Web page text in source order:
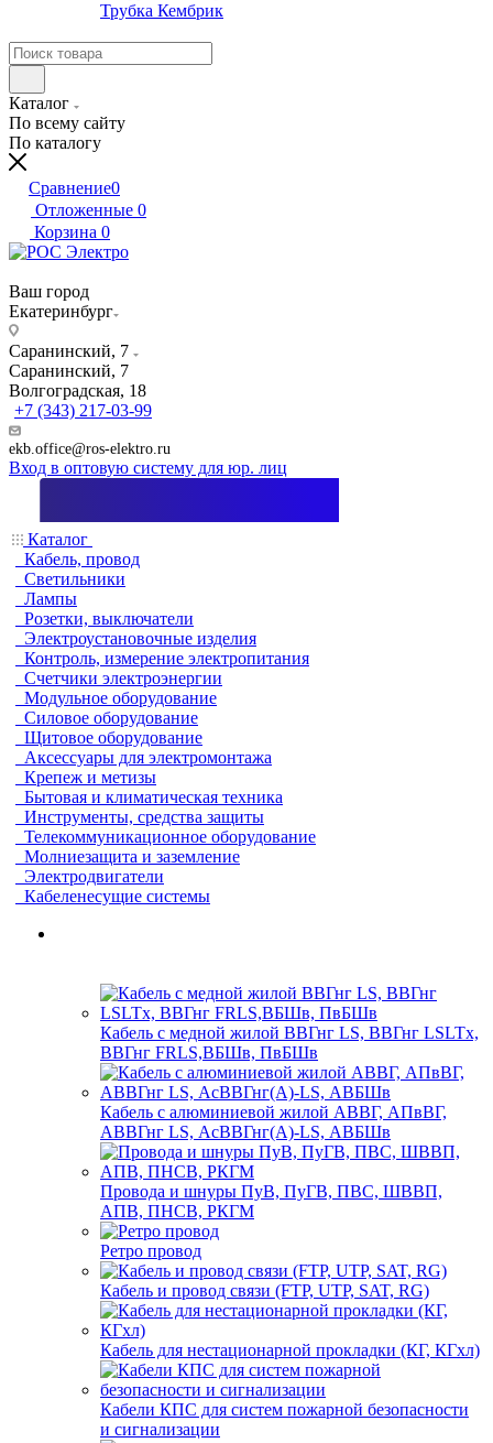
Трубка Кембрик
Каталог
По всему сайту
По каталогу
Сравнение0
Отложенные 0
Корзина 0
Ваш город
Екатеринбург
Саранинский, 7
Саранинский, 7
Волгоградская, 18
+7 (343) 217-03-99
ekb.office@ros-elektro.ru
Вход в оптовую систему для юр. лиц
Каталог
Кабель, провод
Светильники
Лампы
Розетки, выключатели
Электроустановочные изделия
Контроль, измерение электропитания
Счетчики электроэнергии
Модульное оборудование
Силовое оборудование
Щитовое оборудование
Аксессуары для электромонтажа
Крепеж и метизы
Бытовая и климатическая техника
Инструменты, средства защиты
Телекоммуникационное оборудование
Молниезащита и заземление
Электродвигатели
Кабеленесущие системы
Кабель с медной жилой ВВГнг LS, ВВГнг LSLTx,
ВВГнг FRLS,ВБШв, ПвБШв
Кабель с алюминиевой жилой АВВГ, АПвВГ,
АВВГнг LS, АсВВГнг(А)-LS, АВБШв
Провода и шнуры ПуВ, ПуГВ, ПВС, ШВВП,
АПВ, ПНСВ, РКГМ
Ретро провод
Кабель и провод связи (FTP, UTP, SAT, RG)
Кабель для нестационарной прокладки (КГ, КГхл)
Кабели КПС для систем пожарной безопасности
и сигнализации